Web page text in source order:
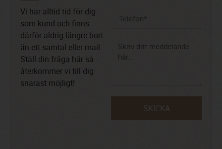
Vi har alltid tid för dig
som kund och finns
därför aldrig längre bort
än ett samtal eller mail.
Ställ din fråga här så
återkommer vi till dig
snarast möjligt!
SKICKA